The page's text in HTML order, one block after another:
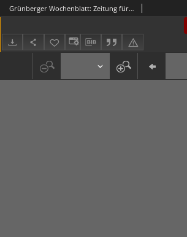
Grünberger Wochenblatt: Zeitung für Stadt und Land, No. 123. (13. October 1896)